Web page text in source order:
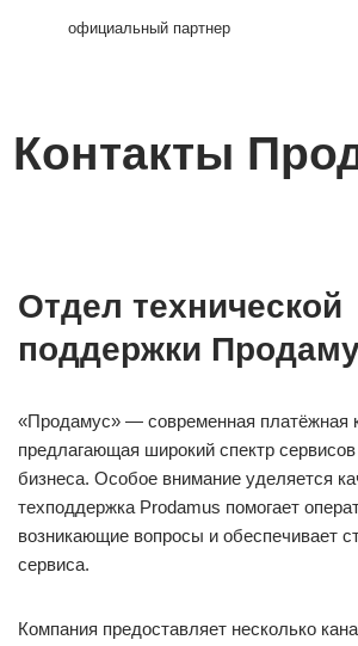
официальный партнер
Контакты
Отдел технической
поддержки
«Продамус» — современная платёжная
предлагающая широкий спектр
бизнеса. Особое внимание уделяется
техподдержка Prodamus помогает
возникающие вопросы и обеспечивает
сервиса.
Компания предоставляет несколько